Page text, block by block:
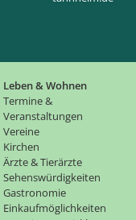
Leben & Wohnen
Termine &
Veranstaltungen
Vereine
Kirchen
Ärzte & Tierärzte
Sehenswürdigkeiten
Gastronomie
Einkaufmöglichkeiten